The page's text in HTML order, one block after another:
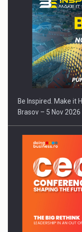
Be Inspired. Make it
Brasov – 5 Nov 2026